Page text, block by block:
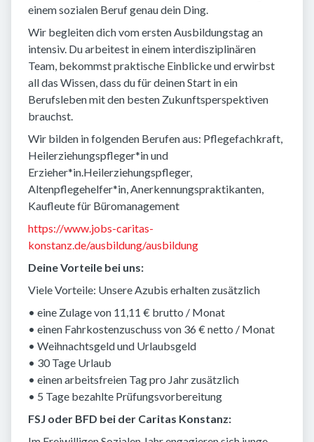
einem sozialen Beruf genau dein Ding.
Wir begleiten dich vom ersten Ausbildungstag an
intensiv. Du arbeitest in einem interdisziplinären
Team, bekommst praktische Einblicke und erwirbst
all das Wissen, dass du für deinen Start in ein
Berufsleben mit den besten Zukunftsperspektiven
brauchst.
Wir bilden in folgenden Berufen aus: Pflegefachkraft,
Heilerziehungspfleger*in und
Erzieher*in.Heilerziehungspfleger,
Altenpflegehelfer*in, Anerkennungspraktikanten,
Kaufleute für Büromanagement
https://www.jobs-caritas-
konstanz.de/ausbildung/ausbildung
Deine Vorteile bei uns:
Viele Vorteile: Unsere Azubis erhalten zusätzlich
• eine Zulage von 11,11 € brutto / Monat
• einen Fahrkostenzuschuss von 36 € netto / Monat
• Weihnachtsgeld und Urlaubsgeld
• 30 Tage Urlaub
• einen arbeitsfreien Tag pro Jahr zusätzlich
• 5 Tage bezahlte Prüfungsvorbereitung
FSJ oder BFD bei der Caritas Konstanz: